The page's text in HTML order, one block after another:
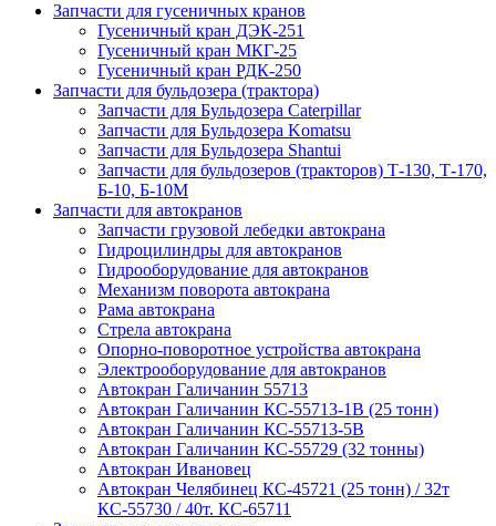
Запчасти для гусеничных кранов
Гусеничный кран ДЭК-251
Гусеничный кран МКГ-25
Гусеничный кран РДК-250
Запчасти для бульдозера (трактора)
Запчасти для Бульдозера Caterpillar
Запчасти для Бульдозера Komatsu
Запчасти для Бульдозера Shantui
Запчасти для бульдозеров (тракторов) Т-130, Т-170,
Б-10, Б-10М
Запчасти для автокранов
Запчасти грузовой лебедки автокрана
Гидроцилиндры для автокранов
Гидрооборудование для автокранов
Механизм поворота автокрана
Рама автокрана
Стрела автокрана
Опорно-поворотное устройства автокрана
Электрооборудование для автокранов
Автокран Галичанин 55713
Автокран Галичанин КС-55713-1В (25 тонн)
Автокран Галичанин КС-55713-5В
Автокран Галичанин КС-55729 (32 тонны)
Автокран Ивановец
Автокран Челябинец КС-45721 (25 тонн) / 32т
КС-55730 / 40т. КС-65711